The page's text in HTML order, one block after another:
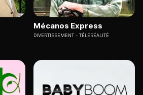
Mécanos Express
DIVERTISSEMENT TÉLÉRÉALITÉ